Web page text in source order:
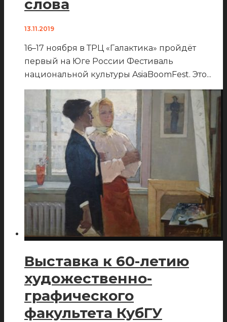
слова
13.11.2019
16–17 ноября в ТРЦ «Галактика» пройдёт
первый на Юге России Фестиваль
национальной культуры AsiaBoomFest. Это...
Выставка к 60-летию
художественно-
графического
факультета КубГУ